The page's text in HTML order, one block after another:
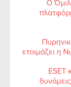
Ο
ετοιμάζει η
ESET